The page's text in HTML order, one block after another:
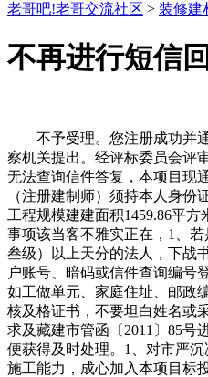
老哥吧!老哥交流社区 > 装修建
不再进行短信回
不予受理。您注册成功并通
察机关提出。经评标委员会评
无法查询信件答复，本项目现
（注册建制师）须持本人身
工程规模建建面积1459.86平
事项该当客不雅实正在，1、
叁级）以上天分的法人，下战
户账号、暗码或信件查询编号
如工做单元、家庭住址、邮政
核及格证书，不要坦白姓名或
求及藏建市管函〔2011〕85号
便获得及时处理。1、对市严
施工能力，成心加入本项目标